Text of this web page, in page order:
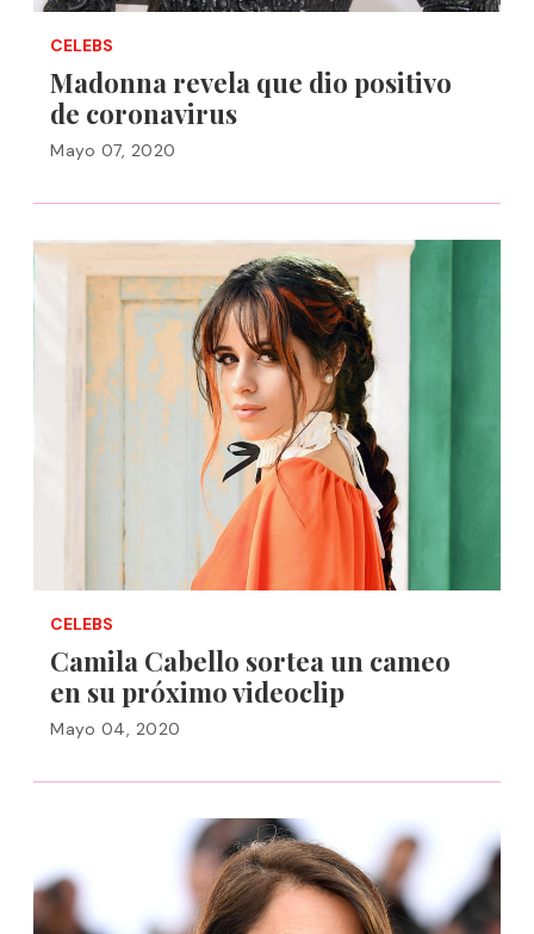
CELEBS
Madonna revela que dio positivo
de coronavirus
Mayo 07, 2020
CELEBS
Camila Cabello sortea un cameo
en su próximo videoclip
Mayo 04, 2020